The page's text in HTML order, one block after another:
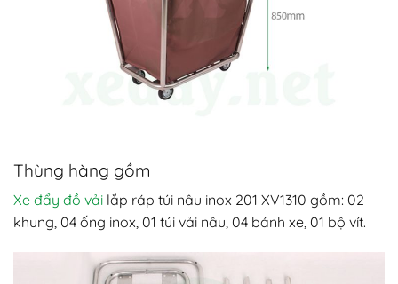
Thùng hàng gồm
Xe đẩy đồ vải lắp ráp túi nâu inox 201 XV1310 gồm: 02
khung, 04 ống inox, 01 túi vải nâu, 04 bánh xe, 01 bộ vít.